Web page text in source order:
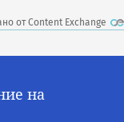
от Content Exchange
на